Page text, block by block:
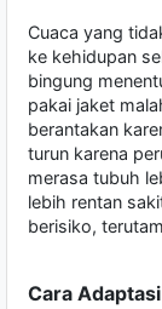
Cuaca yang
ke kehidupan
bingung
pakai jaket
berantakan
turun karena
merasa tubuh
lebih rentan
berisiko,
Cara